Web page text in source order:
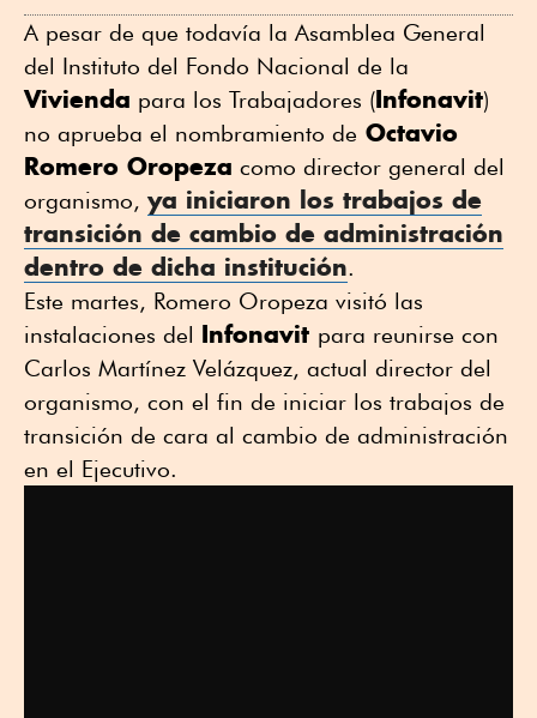
A pesar de que todavía la Asamblea General
del Instituto del Fondo Nacional de la
Vivienda para los Trabajadores (Infonavit)
no aprueba el nombramiento de Octavio
Romero Oropeza como director general del
organismo, ya iniciaron los trabajos de
transición de cambio de administración
dentro de dicha institución.
Este martes, Romero Oropeza visitó las
instalaciones del Infonavit para reunirse con
Carlos Martínez Velázquez, actual director del
organismo, con el fin de iniciar los trabajos de
transición de cara al cambio de administración
en el Ejecutivo.